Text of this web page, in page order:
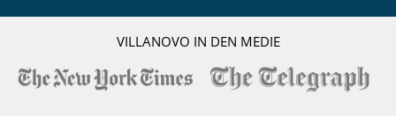
VILLANOVO IN DEN MEDIE